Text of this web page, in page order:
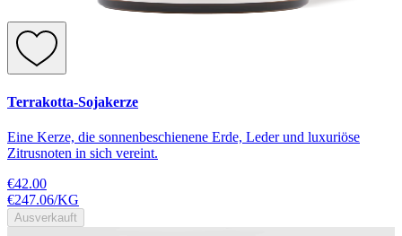
Terrakotta-Sojakerze
Eine Kerze, die sonnenbeschienene Erde, Leder und luxuriöse
Zitrusnoten in sich vereint.
€42.00
€247.06/KG
Ausverkauft